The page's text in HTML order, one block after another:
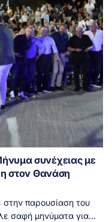
συνέχειας με
στον Θανάση
στην παρουσίαση του
σαφή μηνύματα για...